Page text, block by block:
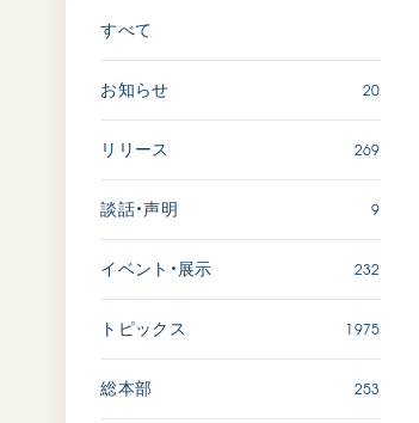
【被爆証言】「原爆の子」と
して生きた80年 広島県 早
志百…
2026.08.06
SDGs
動画
広島
「三つの花ことば」 関西吹
奏楽団
すべて
お知らせ 20
リリース 269
談話・声明 9
イベント・展示 232
トピックス 1975
総本部 253